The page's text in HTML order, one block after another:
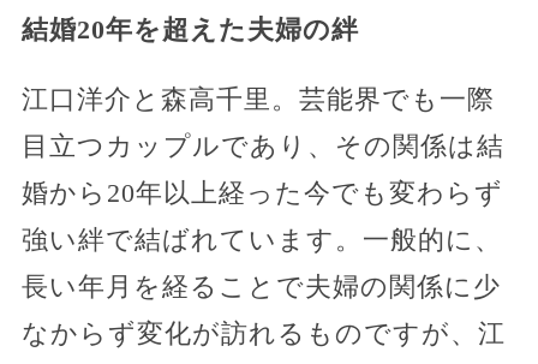
結婚20年を超えた夫婦の絆
江口洋介と森高千里。芸能界でも一際
目立つカップルであり、その関係は結
婚から20年以上経った今でも変わらず
強い絆で結ばれています。一般的に、
長い年月を経ることで夫婦の関係に少
なからず変化が訪れるものですが、江